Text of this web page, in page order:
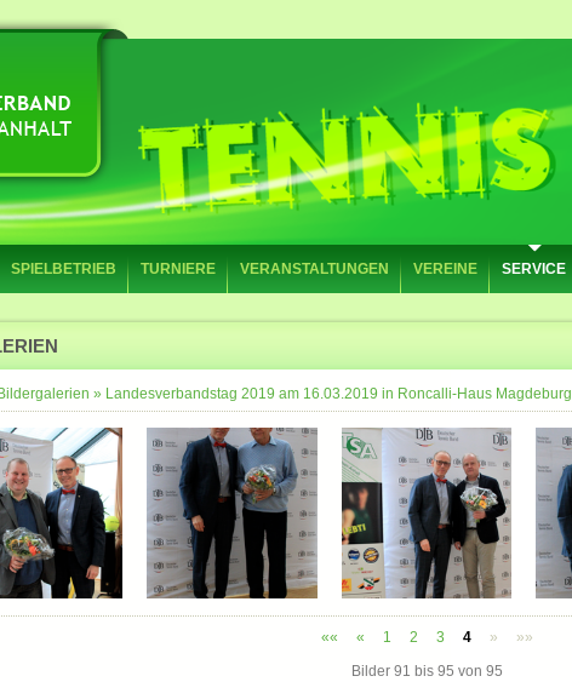
SPIELBETRIEB TURNIERE VERANSTALTUNGEN VEREINE SERVICE
» Landesverbandstag 2019 am 16.03.2019 in Roncalli-Haus Magdeburg
«« « 1 2 3 4 »
»»
Bilder 91 bis 95 von 95